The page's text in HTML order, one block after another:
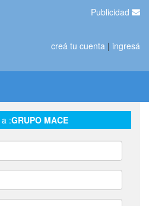
Publicidad
creá tu cuenta | ingresá
:GRUPO MACE